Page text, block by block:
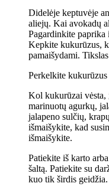
Didelėje keptuvėje
aliejų. Kai avokadų
Pagardinkite paprika
Kepkite kukurūzus,
pamaišydami.
Perkelkite
Kol kukurūzai
marinuotų agurkų,
jalapeno sulčių,
išmaišykite, kad
išmaišykite.
Patiekite iš karto
šaltą. Patiekite su
kuo tik širdis geidžia.